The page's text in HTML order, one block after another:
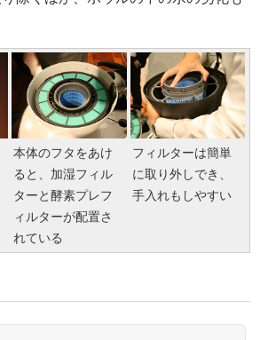
本体のフタをあけ
ると、加湿フィル
ターと酵素プレフ
ィルターが配置さ
れている
フィルターは簡単
に取り外しでき、
手入れもしやすい